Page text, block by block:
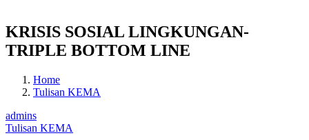
KRISIS SOSIAL LINGKUNGAN-
TRIPLE BOTTOM LINE
Home
Tulisan KEMA
admins
Tulisan KEMA